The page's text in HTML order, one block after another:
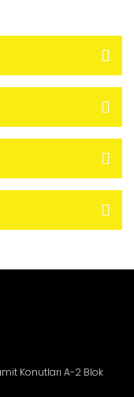
Konutları A-2 Blok